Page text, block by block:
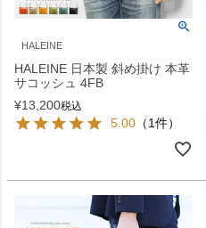
HALEINE
HALEINE 日本製 斜め掛け 本革
サコッシュ 4FB
¥13,200税込
5.00 （1件）